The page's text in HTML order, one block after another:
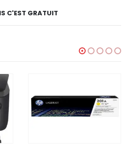
C'EST GRATUIT